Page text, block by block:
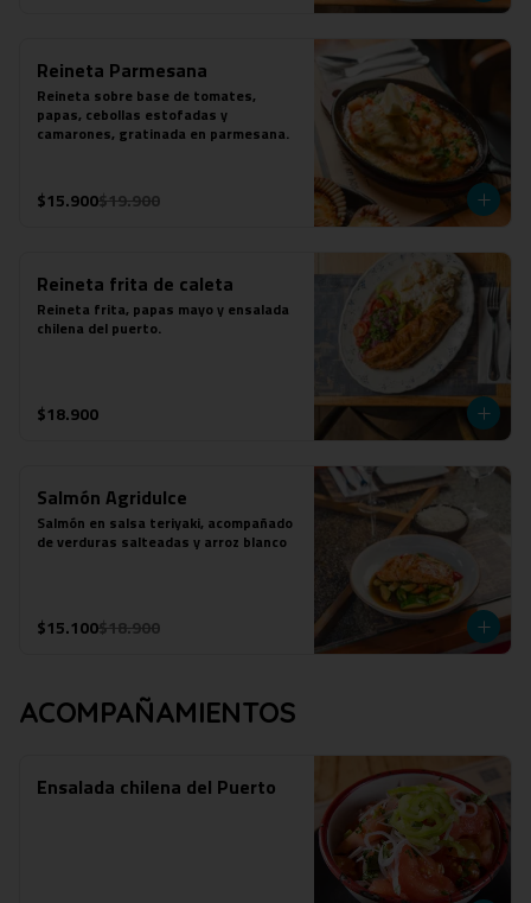
Reineta Parmesana
Reineta sobre base de tomates,
papas, cebollas estofadas y
camarones, gratinada en parmesana.
$15.900$19.900
Reineta frita de caleta
Reineta frita, papas mayo y ensalada
chilena del puerto.
$18.900
Salmón Agridulce
Salmón en salsa teriyaki, acompañado
de verduras salteadas y arroz blanco
$15.100$18.900
ACOMPAÑAMIENTOS
Ensalada chilena del Puerto